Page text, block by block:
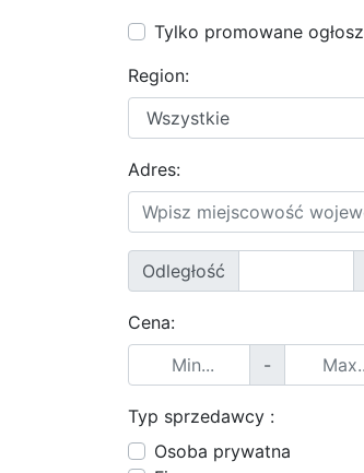
Tylko promowane
Region:
Adres:
Odległość
Cena:
-
Typ sprzedawcy :
Osoba prywatna